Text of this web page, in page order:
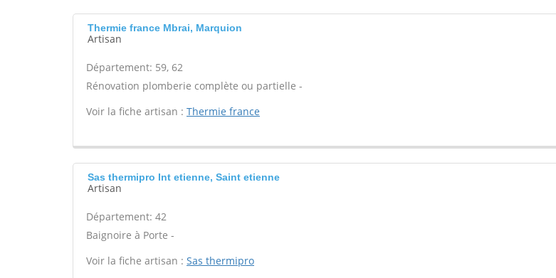
Thermie france Mbrai, Marquion
Artisan
Département: 59, 62
Rénovation plomberie complète ou partielle -
Voir la fiche artisan : Thermie france
Sas thermipro Int etienne, Saint etienne
Artisan
Département: 42
Baignoire à Porte -
Voir la fiche artisan : Sas thermipro